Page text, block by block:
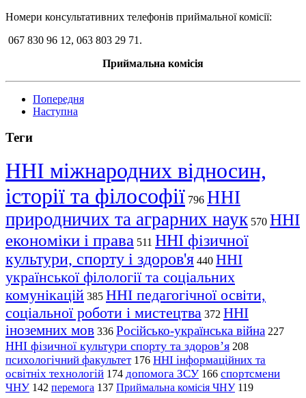
Номери консультативних телефонів приймальної комісії:
067 830 96 12, 063 803 29 71.
Приймальна комісія
Попередня
Наступна
Теги
ННІ міжнародних відносин,
історії та філософії 796 ННІ
природничих та аграрних наук 570 ННІ
економіки і права 511 ННІ фізичної
культури, спорту і здоров'я 440 ННІ
української філології та соціальних
комунікацій 385 ННІ педагогічної освіти,
соціальної роботи і мистецтва 372 ННІ
іноземних мов 336 Російсько-українська війна 227
ННІ фізичної культури спорту та здоров’я 208
психологічний факультет 176 ННІ інформаційних та
освітніх технологій 174 допомога ЗСУ 166 спортсмени
ЧНУ 142 перемога 137 Приймальна комісія ЧНУ 119